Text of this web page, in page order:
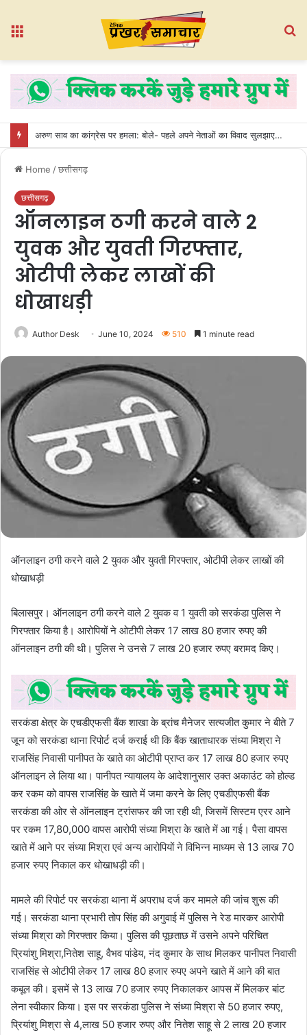
अरुण साव का कांग्रेस पर हमला: बोले- पहले अपने नेताओं का विवाद सुलझाए, फिर प्रशिक्षण की बात करे
Home /छत्तीसगढ़
छत्तीसगढ़
ऑनलाइन ठगी करने वाले 2
युवक और युवती गिरफ्तार,
ओटीपी लेकर लाखों की
धोखाधड़ी
Author Desk June 10, 2024 510 1 minute read
ऑनलाइन ठगी करने वाले 2 युवक और युवती गिरफ्तार, ओटीपी लेकर लाखों की
धोखाधड़ी
बिलासपुर। ऑनलाइन ठगी करने वाले 2 युवक व 1 युवती को सरकंडा पुलिस ने
गिरफ्तार किया है। आरोपियों ने ओटीपी लेकर 17 लाख 80 हजार रुपए की
ऑनलाइन ठगी की थी। पुलिस ने उनसे 7 लाख 20 हजार रुपए बरामद किए।
सरकंडा क्षेत्र के एचडीएफसी बैंक शाखा के ब्रांच मैनेजर सत्यजीत कुमार ने बीते 7
जून को सरकंडा थाना रिपोर्ट दर्ज कराई थी कि बैंक खाताधारक संध्या मिश्रा ने
राजसिंह निवासी पानीपत के खाते का ओटीपी प्राप्त कर 17 लाख 80 हजार रुपए
ऑनलाइन ले लिया था। पानीपत न्यायालय के आदेशानुसार उक्त अकाउंट को होल्ड
कर रकम को वापस राजसिंह के खाते में जमा करने के​​ लिए एचडीएफसी बैंक
सरकंडा की ओर से ऑनलाइन ट्रांसफर की जा रही थी, जिसमें सिस्टम एरर आने
पर रकम 17,80,000 वापस आरोपी संध्या मिश्रा के खाते में आ गई। पैसा वापस
खाते में आने पर संध्या मिश्रा एवं अन्य आरोपियों ने विभिन्न माध्यम से 13 लाख 70
हजार रुपए निकाल कर धोखाधड़ी की।
मामले की रिपोर्ट पर सरकंडा थाना में अपराध दर्ज कर मामले की जांच शुरू की
गई। सरकंडा थाना प्रभारी तोप सिंह की अगुवाई में पुलिस ने रेड मारकर आरोपी
संध्या मिश्रा को गिरफ्तार किया। पुलिस की पूछताछ में उसने अपने परिचित
प्रियांशु मिश्रा,नितेश साहू, वैभव पांडेय, नंद कुमार के साथ मिलकर पानीपत निवासी
राजसिंह से ओटीपी लेकर 17 लाख 80 हजार रुपए अपने खाते में आने की बात
कबूल की। इसमें से 13 लाख 70 हजार रुपए निकालकर आपस में मिलकर बांट
लेना स्वीकार किया। इस पर सरकंडा पुलिस ने संध्या मिश्रा से 50 हजार रुपए,
प्रियांशु मिश्रा से 4,लाख 50 हजार रुपए और नितेश साहू से 2 लाख 20 हजार